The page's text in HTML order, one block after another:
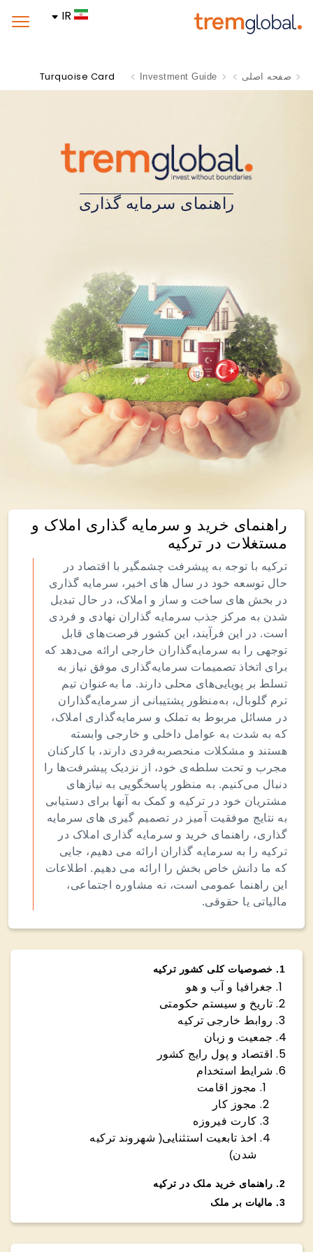
IR
صفحه اصلی Investment Guide
Turquoise Card
راهنمای سرمایه گذاری
راهنمای خرید و سرمایه گذاری املاک و
مستغلات در ترکیه
ترکیه با توجه به پیشرفت چشمگیر با اقتصاد در
حال توسعه خود در سال های اخیر، سرمایه گذاری
در بخش های ساخت و ساز و املاک، در حال تبدیل
شدن به مرکز جذب سرمایه گذاران نهادی و فردی
است. در این فرآیند، این کشور فرصت‌های قابل
توجهی را به سرمایه‌گذاران خارجی ارائه می‌دهد که
برای اتخاذ تصمیمات سرمایه‌گذاری موفق نیاز به
تسلط بر پویایی‌های محلی دارند. ما به‌عنوان تیم
ترم گلوبال، به‌منظور پشتیبانی از سرمایه‌گذاران
در مسائل مربوط به تملک و سرمایه‌گذاری املاک،
که به شدت به عوامل داخلی و خارجی وابسته
هستند و مشکلات منحصربه‌فردی دارند، با کارکنان
مجرب و تحت سلطه‌ی خود، از نزدیک پیشرفت‌ها را
دنبال می‌کنیم. به منظور پاسخگویی به نیازهای
مشتریان خود در ترکیه و کمک به آنها برای دستیابی
به نتایج موفقیت آمیز در تصمیم گیری های سرمایه
گذاری، راهنمای خرید و سرمایه گذاری املاک در
ترکیه را به سرمایه گذاران ارائه می دهیم، جایی
که ما دانش خاص بخش را ارائه می دهیم. اطلاعات
این راهنما عمومی است، نه مشاوره اجتماعی،
مالیاتی یا حقوقی.
1
. خصوصیات کلی کشور ترکیه
جغرافیا و آب و هو
تاریخ و سیستم حکومتی
روابط خارجی ترکیه
جمعیت و زبان
اقتصاد و پول رایج کشور
شرایط استخدام
مجوز اقامت
مجوز کار
کارت فیروزه
اخذ تابعیت استثنایی( شهروند ترکیه
شدن)
2
. راهنمای خرید ملک در ترکیه
3
. مالیات بر ملک